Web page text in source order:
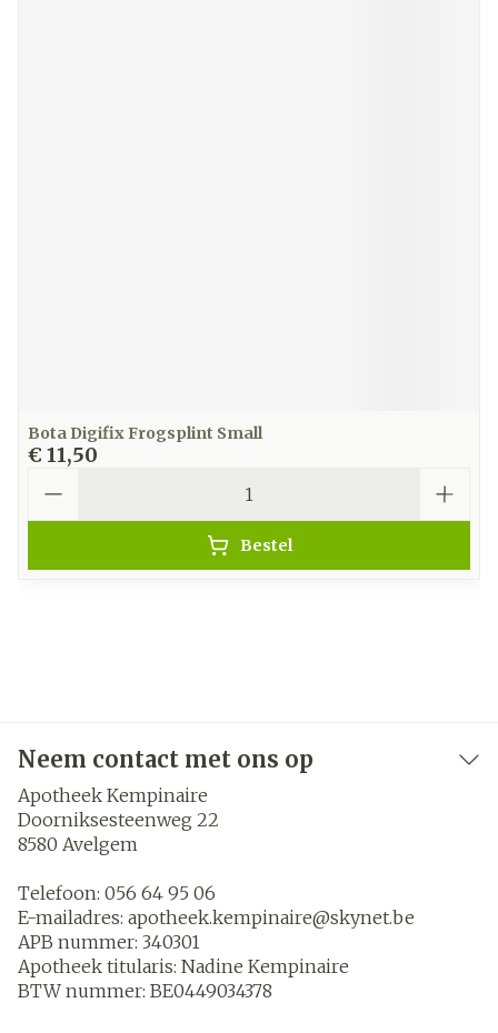
Bota Digifix Frogsplint Small
€ 11,50
Bestel
Neem contact met ons op
Apotheek Kempinaire
Doorniksesteenweg 22
8580 Avelgem
Telefoon: 056 64 95 06
E-mailadres: apotheek.kempinaire@skynet.be
APB nummer: 340301
Apotheek titularis: Nadine Kempinaire
BTW nummer: BE0449034378